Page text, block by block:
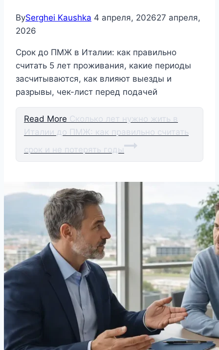
BySerghei Kaushka 4 апреля, 202627 апреля,
2026
Срок до ПМЖ в Италии: как правильно
считать 5 лет проживания, какие периоды
засчитываются, как влияют выезды и
разрывы, чек-лист перед подачей
Read More Сколько лет нужно жить в
Италии до ПМЖ: как правильно считать
срок и не потерять годы